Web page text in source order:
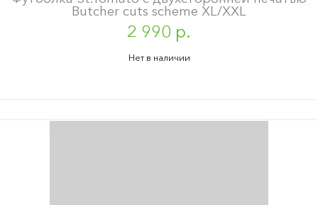
Butcher cuts scheme XL/XXL
2 990 р.
Нет в наличии